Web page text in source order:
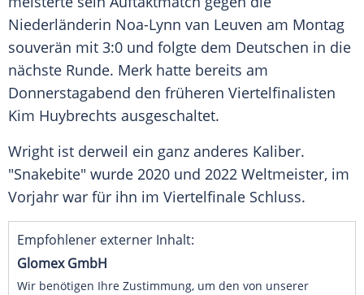
Niederländerin Noa-Lynn van Leuven am Montag
souverän mit 3:0 und folgte dem Deutschen in die
nächste Runde. Merk hatte bereits am
Donnerstagabend den früheren Viertelfinalisten
Kim Huybrechts ausgeschaltet.
Wright ist derweil ein ganz anderes Kaliber.
"Snakebite" wurde 2020 und 2022 Weltmeister, im
Vorjahr war für ihn im Viertelfinale Schluss.
Empfohlener externer Inhalt:
Glomex GmbH
Wir benötigen Ihre Zustimmung, um den von unserer